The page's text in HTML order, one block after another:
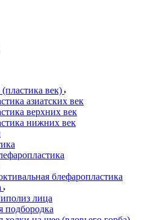
век)
азиатских век
верхних век
нижних век
блефаропластика
лица
подбородка